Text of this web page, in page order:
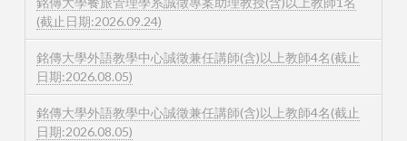
(截止日期:2026.09.24)
銘傳大學外語教學中心誠徵兼任講師(含)以上教師4名(截止
日期:2026.08.05)
銘傳大學外語教學中心誠徵兼任講師(含)以上教師4名(截止
日期:2026.08.05)